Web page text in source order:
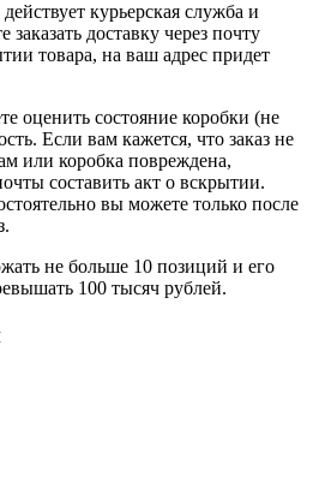
курьерская служба и
доставку через почту
товара, на ваш адрес придет
оценить состояние коробки (не
Если вам кажется, что заказ не
или коробка повреждена,
составить акт о вскрытии.
вы можете только после
не больше 10 позиций и его
100 тысяч рублей.